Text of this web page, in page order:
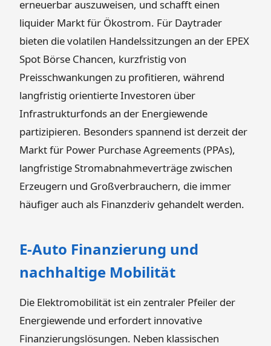
erneuerbar auszuweisen, und schafft einen
liquider Markt für Ökostrom. Für Daytrader
bieten die volatilen Handelssitzungen an der EPEX
Spot Börse Chancen, kurzfristig von
Preisschwankungen zu profitieren, während
langfristig orientierte Investoren über
Infrastrukturfonds an der Energiewende
partizipieren. Besonders spannend ist derzeit der
Markt für Power Purchase Agreements (PPAs),
langfristige Stromabnahmeverträge zwischen
Erzeugern und Großverbrauchern, die immer
häufiger auch als Finanzderiv gehandelt werden.
E-Auto Finanzierung und
nachhaltige Mobilität
Die Elektromobilität ist ein zentraler Pfeiler der
Energiewende und erfordert innovative
Finanzierungslösungen. Neben klassischen